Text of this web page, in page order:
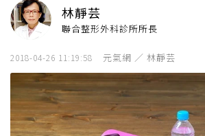
林靜芸
聯合整形外科診所所長
2018-04-26 11:19:58 元氣網 ／ 林靜芸